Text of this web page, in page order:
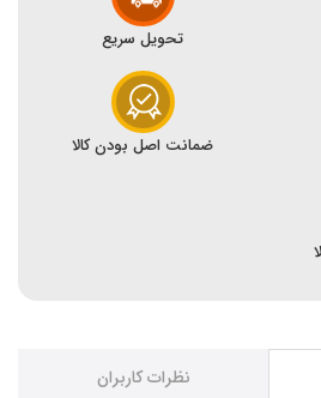
تحویل سریع
ضمانت اصل بودن کالا
نظرات کاربران